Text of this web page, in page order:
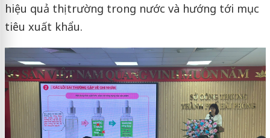
hiệu quả thị trường trong nước và hướng tới mục
tiêu xuất khẩu.